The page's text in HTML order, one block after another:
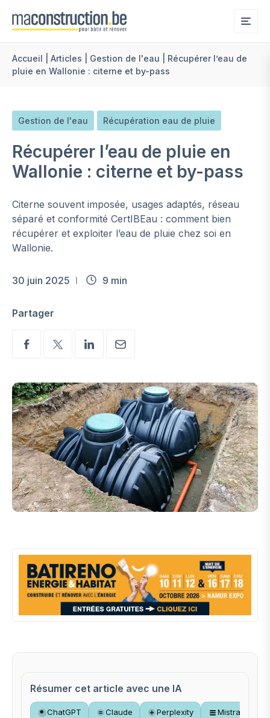
Accueil Articles Gestion de l'eau
Récupérer l’eau de
pluie en Wallonie : citerne et by-pass
Gestion de l'eau Récupération eau de pluie
Récupérer l’eau de pluie en
Wallonie : citerne et by-pass
Citerne souvent imposée, usages adaptés, réseau
séparé et conformité CertIBEau : comment bien
récupérer et exploiter l’eau de pluie chez soi en
Wallonie.
30 juin 2025 9 min
Partager
Résumer cet article avec une IA
ChatGPT Claude Perplexity Mistral